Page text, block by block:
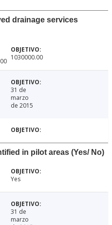
drainage services
1030000.00
31 de
marzo
de 2015
in pilot areas (Yes/ No)
Yes
31 de
marzo